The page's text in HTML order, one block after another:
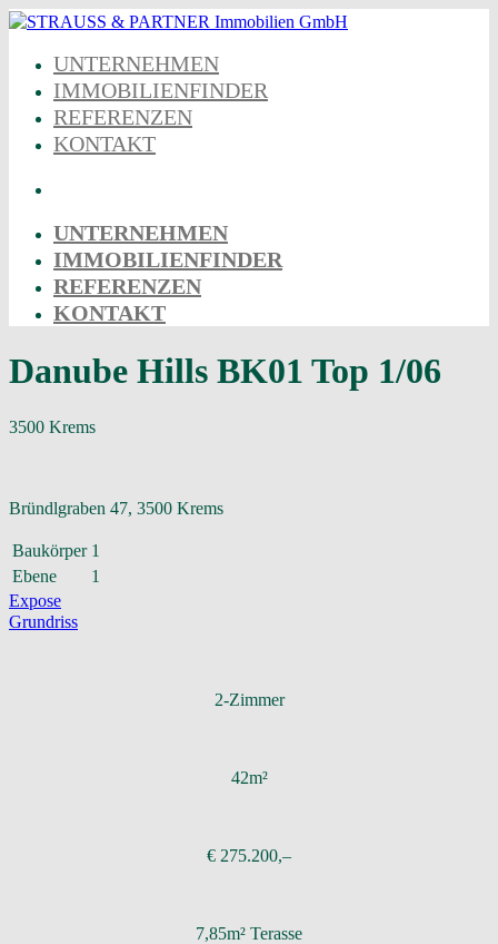
Skip
contentUNTERNEHMEN
IMMOBILIENFINDER
REFERENZEN
KONTAKT
UNTERNEHMEN
IMMOBILIENFINDER
REFERENZEN
KONTAKT
Danube Hills BK01 Top 1/06
3500 Krems
Bründlgraben 47, 3500 Krems
Baukörper 1
Ebene
1
Expose
Grundriss
2-Zimmer
42m²
€ 275.200,–
7,85m² Terasse